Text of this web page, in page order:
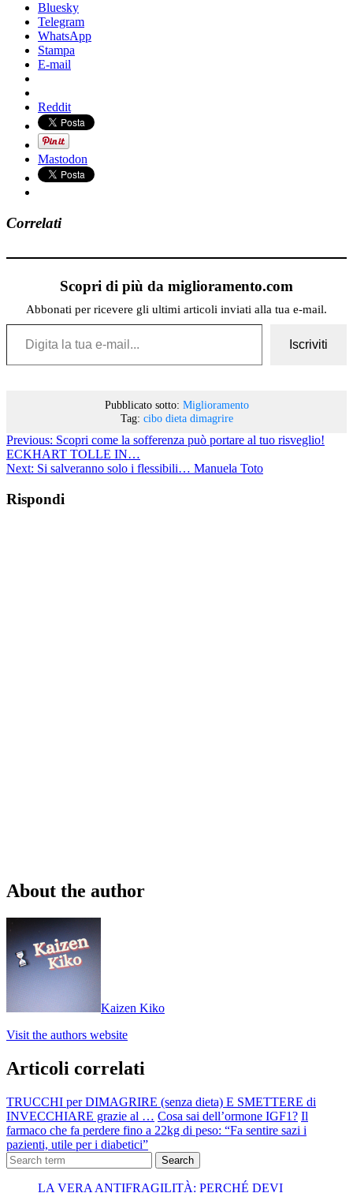
Bluesky
Telegram
WhatsApp
Stampa
E-mail
Reddit
Mastodon
Correlati
Scopri di più da miglioramento.com
Abbonati per ricevere gli ultimi articoli inviati alla tua e-mail.
Digita la tua e-mail...
Iscriviti
Pubblicato sotto: Miglioramento
Tag: cibo dieta dimagrire
Previous: Scopri come la sofferenza può portare al tuo risveglio!
ECKHART TOLLE IN…
Next: Si salveranno solo i flessibili… Manuela Toto
Rispondi
About the author
Kaizen Kiko
Visit the authors website
Articoli correlati
TRUCCHI per DIMAGRIRE (senza dieta) E SMETTERE di
INVECCHIARE grazie al … Cosa sai dell’ormone IGF1? Il
farmaco che fa perdere fino a 22kg di peso: “Fa sentire sazi i
pazienti, utile per i diabetici”
Search
LA VERA ANTIFRAGILITÀ: PERCHÉ DEVI